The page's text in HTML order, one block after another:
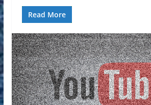
Read More